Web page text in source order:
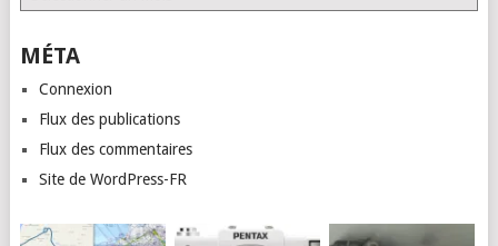
MÉTA
Connexion
Flux des publications
Flux des commentaires
Site de WordPress-FR